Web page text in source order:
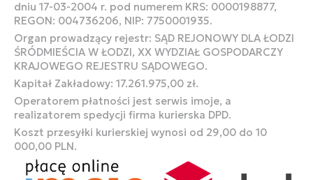
dniu 17-03-2004 r. pod numerem KRS: 0000198877,
REGON: 004736206, NIP: 7750001935.
Organ prowadzący rejestr: SĄD REJONOWY DLA ŁODZI
ŚRÓDMIEŚCIA W ŁODZI, XX WYDZIAŁ GOSPODARCZY
KRAJOWEGO REJESTRU SĄDOWEGO.
Kapitał Zakładowy: 17.261.975,00 zł.
Operatorem płatności jest serwis imoje, a
realizatorem spedycji firma kurierska DPD.
Koszt przesyłki kurierskiej wynosi od 29,00 do 10
000,00 PLN.